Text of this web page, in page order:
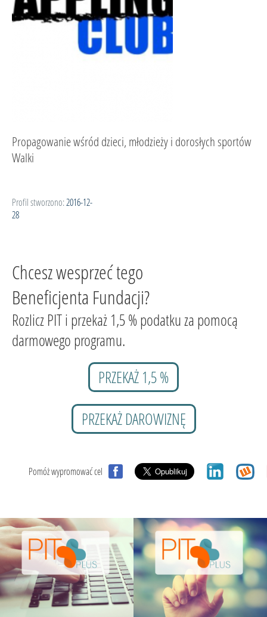
Propagowanie wśród dzieci, młodzieży i dorosłych sportów
Walki
Profil stworzono: 2016-12-
28
Chcesz wesprzeć tego
Beneficjenta Fundacji?
Rozlicz PIT i przekaż 1,5 % podatku za pomocą
darmowego programu.
PRZEKAŻ 1,5 %
PRZEKAŻ DAROWIZNĘ
Pomóż wypromować cel